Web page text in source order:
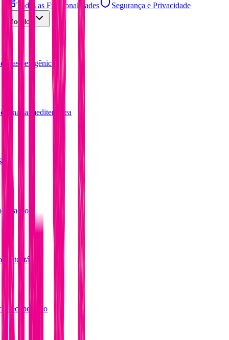
Todas as Funcionalidades Segurança e Privacidade
Modelos
cetogênicas
mediterrânea
coração
recuperação